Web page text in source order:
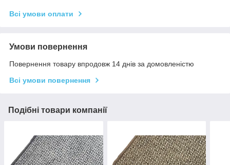
Всі умови оплати
Умови повернення
Повернення товару впродовж 14 днів за домовленістю
Всі умови повернення
Подібні товари компанії